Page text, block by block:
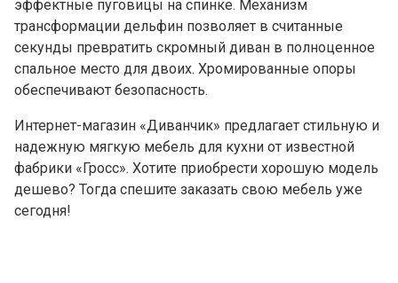
эффектные пуговицы на спинке. Механизм
трансформации дельфин позволяет в считанные
секунды превратить скромный диван в полноценное
спальное место для двоих. Хромированные опоры
обеспечивают безопасность.
Интернет-магазин «Диванчик» предлагает стильную и
надежную мягкую мебель для кухни от известной
фабрики «Гросс». Хотите приобрести хорошую модель
дешево? Тогда спешите заказать свою мебель уже
сегодня!